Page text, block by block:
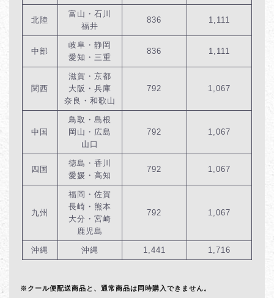
北陸
富山・石川
福井
836 1,111
中部
岐阜・静岡
愛知・三重
836 1,111
関西
滋賀・京都
大阪・兵庫
奈良・和歌山
792 1,067
中国
鳥取・島根
岡山・広島
山口
792 1,067
四国
徳島・香川
愛媛・高知
792 1,067
九州
福岡・佐賀
長崎・熊本
大分・宮崎
鹿児島
792 1,067
沖縄 沖縄 1,441 1,716
※クール便配送商品と、通常商品は同時購入できません。